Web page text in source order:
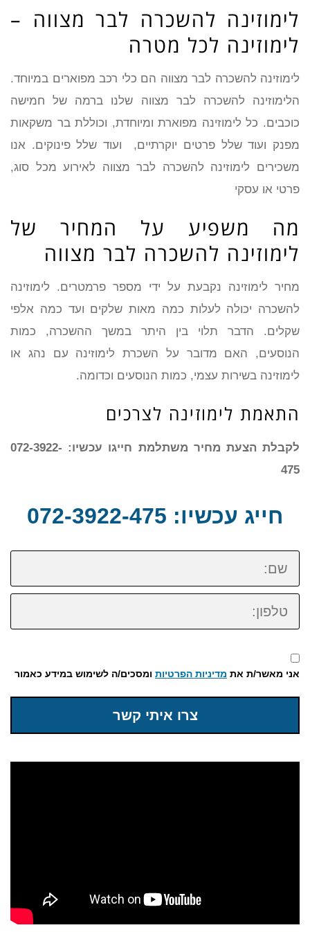
לימוזינה להשכרה לבר מצווה –
לימוזינה לכל מטרה
לימוזינה להשכרה לבר מצווה הם כלי רכב מפוארים במיוחד.
הלימוזינה להשכרה לבר מצווה שלנו ברמה של חמישה
כוכבים. כל לימוזינה מפוארת ומיוחדת, וכוללת בר משקאות
מפנק ועוד שלל פרטים יוקרתיים, ועוד שלל פינוקים. אנו
משכירים לימוזינה להשכרה לבר מצווה לאירוע מכל סוג,
פרטי או עסקי
מה משפיע על המחיר של
לימוזינה להשכרה לבר מצווה
מחיר לימוזינה נקבעת על ידי מספר פרמטרים. לימוזינה
להשכרה יכולה לעלות כמה מאות שלקים ועד כמה אלפי
שקלים. הדבר תלוי בין היתר במשך ההשכרה, כמות
הנוסעים, האם מדובר על השכרת לימוזינה עם נהג או
לימוזינה בשירות עצמי, כמות הנוסעים וכדומה.
התאמת לימוזינה לצרכים
לקבלת הצעת מחיר משתלמת חייגו עכשיו: 072-3922-
475
חייג עכשיו: 072-3922-475
שם:
טלפון:
אני מאשר/ת את מדיניות הפרטיות ומסכים/ה לשימוש במידע כאמור
צרו איתי קשר